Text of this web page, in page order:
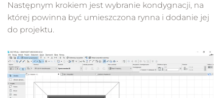
Następnym krokiem jest wybranie kondygnacji, na
której powinna być umieszczona rynna i dodanie jej
do projektu.